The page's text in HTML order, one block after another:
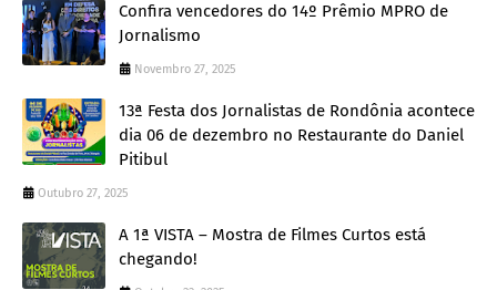
Confira vencedores do 14º Prêmio MPRO de
Jornalismo
Novembro 27, 2025
13ª Festa dos Jornalistas de Rondônia acontece
dia 06 de dezembro no Restaurante do Daniel
Pitibul
Outubro 27, 2025
A 1ª VISTA – Mostra de Filmes Curtos está
chegando!